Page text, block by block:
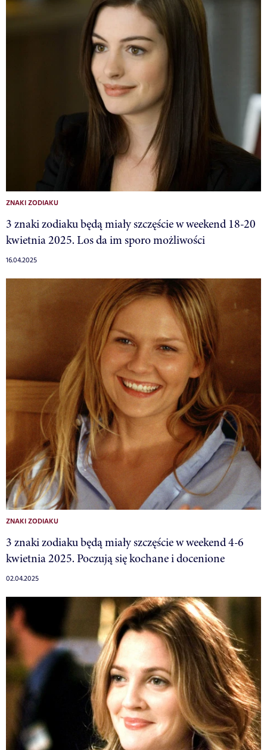
ZNAKI ZODIAKU
3 znaki zodiaku będą miały szczęście w weekend 18-20
kwietnia 2025. Los da im sporo możliwości
16.04.2025
ZNAKI ZODIAKU
3 znaki zodiaku będą miały szczęście w weekend 4-6
kwietnia 2025. Poczują się kochane i docenione
02.04.2025